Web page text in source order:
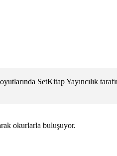
SetKitap Yayıncılık
okurlarla buluşuyor.